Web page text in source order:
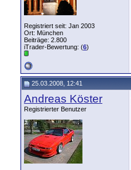
Registriert seit: Jan 2003
Ort: München
Beiträge: 2.800
iTrader-Bewertung: (6)
25.03.2008, 12:41
Andreas Köster
Registrierter Benutzer